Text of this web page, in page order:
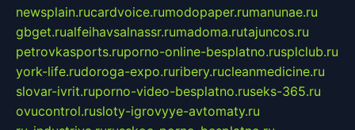
newsplain.rucardvoice.rumodopaper.rumanunae.ru
gbget.rualfeihavsalnassr.rumadoma.rutajuncos.ru
petrovkasports.ruporno-online-besplatno.rusplclub.ru
york-life.rudoroga-expo.ruribery.rucleanmedicine.ru
slovar-ivrit.ruporno-video-besplatno.ruseks-365.ru
ovucontrol.rusloty-igrovyye-avtomaty.ru